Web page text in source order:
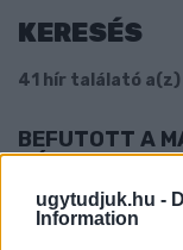
ugytudjuk.hu -
Information
KERESÉS
41 hír találató
BEFUTOTT A
HÁT...
2022. május. 18.
Reméljük a sorozat